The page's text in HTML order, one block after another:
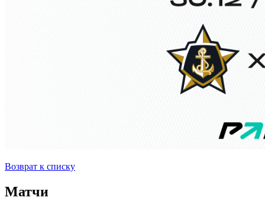
Возврат к списку
Матчи